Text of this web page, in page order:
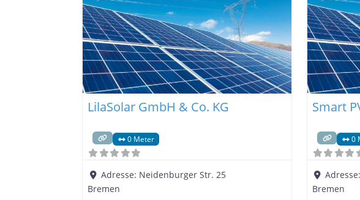
LilaSolar GmbH & Co. KG
0 Meter
Adresse: Neidenburger Str. 25
Bremen
Smart
0
Adresse:
Bremen